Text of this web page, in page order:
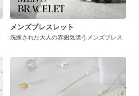
メンズブレスレット
洗練された大人の雰囲気漂うメンズブレス